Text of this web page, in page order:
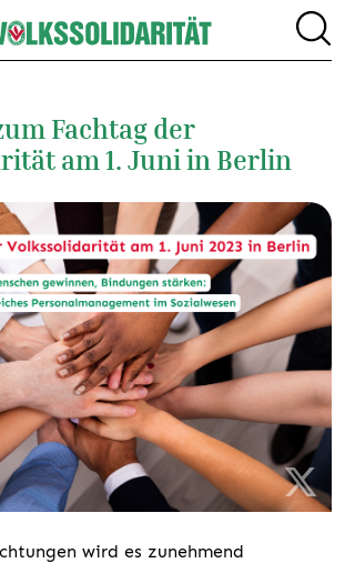
Fachtag der
am 1. Juni in Berlin
wird es zunehmend